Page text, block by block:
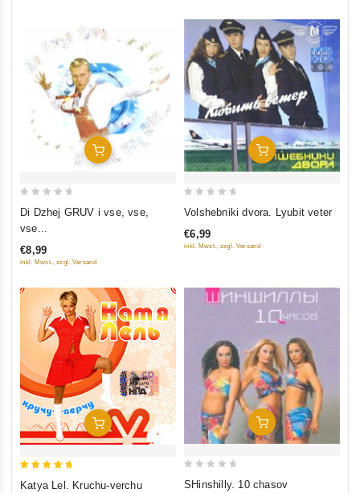
In Den Warenkorb
5
Di Dzhej GRUV i vse, vse,
vse...
€8,99
inkl. Mwst., zzgl. Versand
In Den Warenkorb
of
Volshebniki dvora. Lyubit veter
€6,99
inkl. Mwst., zzgl. Versand
In Den Warenkorb
Katya Lel. Kruchu-verchu
In Den Warenkorb
SHinshilly. 10 chasov